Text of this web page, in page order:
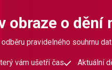
obraze o
pravidelného souhrnu
vám ušetří čas Aktuální